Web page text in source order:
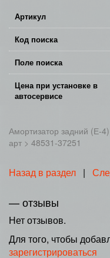
Артикул
Код поиска
Поле поиска
Цена при установке в
автосервисе
Амортизатор задний (Е-
арт > 48531-37251
Назад в раздел |
— отзывы
Нет отзывов.
Для того, чтобы
зарегистрироваться